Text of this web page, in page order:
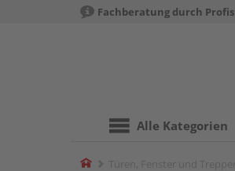
Fachberatung durch Profis
Alle Kategorien
Home